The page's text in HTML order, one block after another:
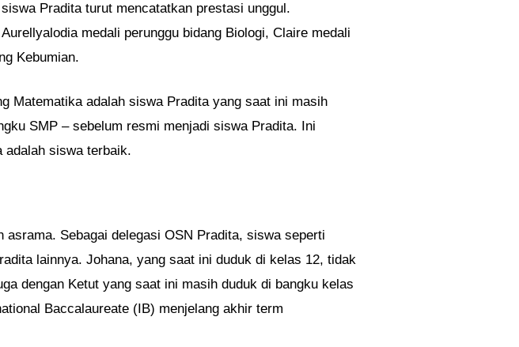
Pradita turut mencatatkan prestasi unggul.
medali perunggu bidang Biologi, Claire medali
Kebumian.
Matematika adalah siswa Pradita yang saat ini masih
SMP – sebelum resmi menjadi siswa Pradita. Ini
adalah siswa terbaik.
asrama. Sebagai delegasi OSN Pradita, siswa seperti
lainnya. Johana, yang saat ini duduk di kelas 12, tidak
dengan Ketut yang saat ini masih duduk di bangku kelas
Baccalaureate (IB) menjelang akhir term